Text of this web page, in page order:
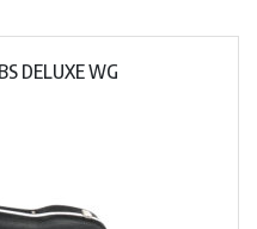
DELUXE WG